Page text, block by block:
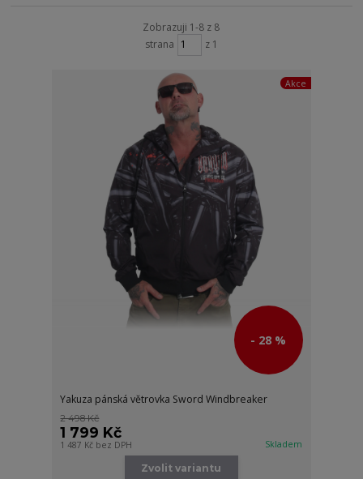
Zobrazuji 1-8 z 8
strana
z 1
Akce
- 28 %
Yakuza pánská větrovka Sword Windbreaker
2 498 Kč
1 799 Kč
1 487 Kč bez DPH Skladem
Zvolit variantu